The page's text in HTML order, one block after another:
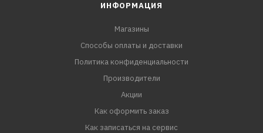
ИНФОРМАЦИЯ
Магазины
Способы оплаты и доставки
Политика конфиденциальности
Производители
Акции
Как оформить заказ
Как записаться на сервис